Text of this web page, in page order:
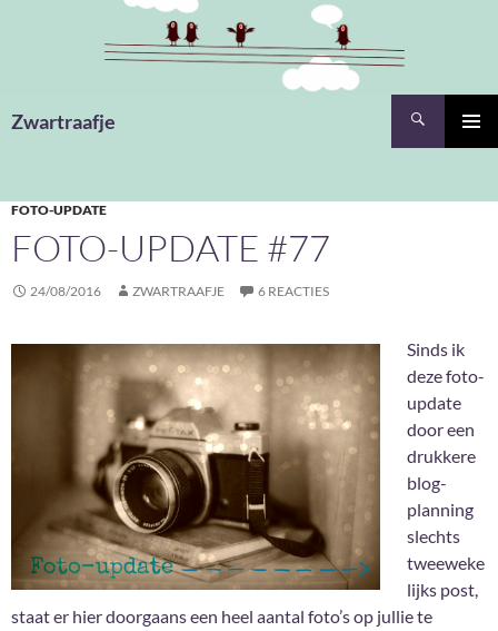
Zwartraafje
FOTO-UPDATE
FOTO-UPDATE #77
24/08/2016 ZWARTRAAFJE 6 REACTIES
Sinds ik
deze foto-
update
door een
drukkere
blog-
planning
slechts
tweeweke
lijks post,
staat er hier doorgaans een heel aantal foto’s op jullie te